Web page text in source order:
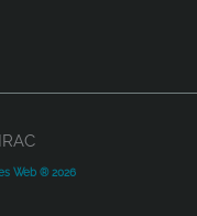
Web ® 2026